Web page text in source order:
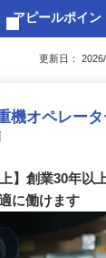
アピールポイン
更新日：
機オペレー
上】創業30年
に働けます